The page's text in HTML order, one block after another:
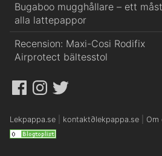
Bugaboo mugghållare – ett
alla lattepappor
Recension: Maxi-Cosi Rodifix
Airprotect bältesstol
FacebookInstagram
Twitter
Lekpappa.se kontakt∂lekpappa.se Om